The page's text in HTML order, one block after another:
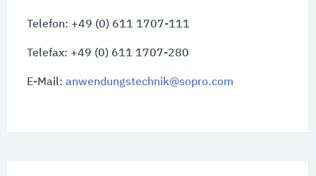
Telefon: +49 (0) 611 1707-111
Telefax: +49 (0) 611 1707-280
E-Mail: anwendungstechnik@sopro.com